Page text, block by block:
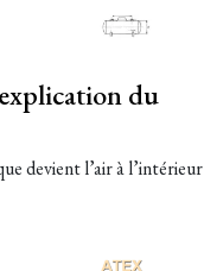
du
devient l’air à l’intérieur